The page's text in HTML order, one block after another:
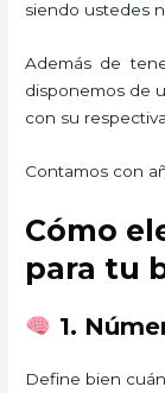
siendo ustedes
Además de
disponemos de
con su
Contamos con
Cómo
para tu
1.
Define bien